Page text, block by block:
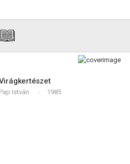
Pap István 1985